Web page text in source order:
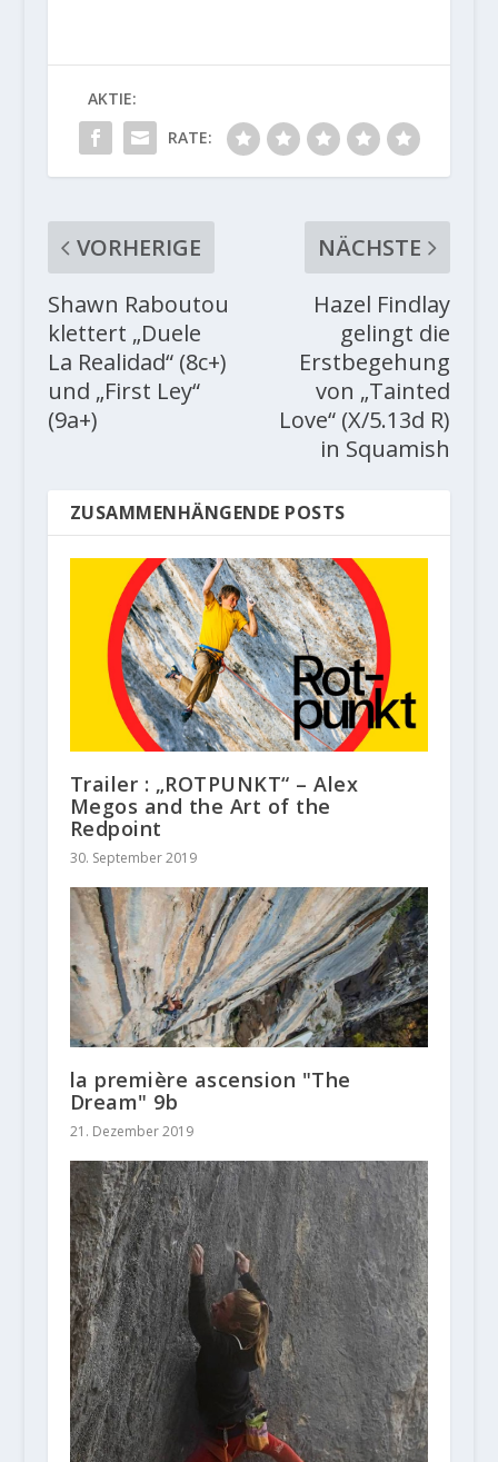
AKTIE:
RATE:
VORHERIGE
Shawn Raboutou
klettert „Duele
La Realidad“ (8c+)
und „First Ley“
(9a+)
NÄCHSTE
Hazel Findlay
gelingt die
Erstbegehung
von „Tainted
Love“ (X/5.13d R)
in Squamish
ZUSAMMENHÄNGENDE POSTS
Trailer : „ROTPUNKT“ – Alex
Megos and the Art of the
Redpoint
30. September 2019
la première ascension "The
Dream" 9b
21. Dezember 2019